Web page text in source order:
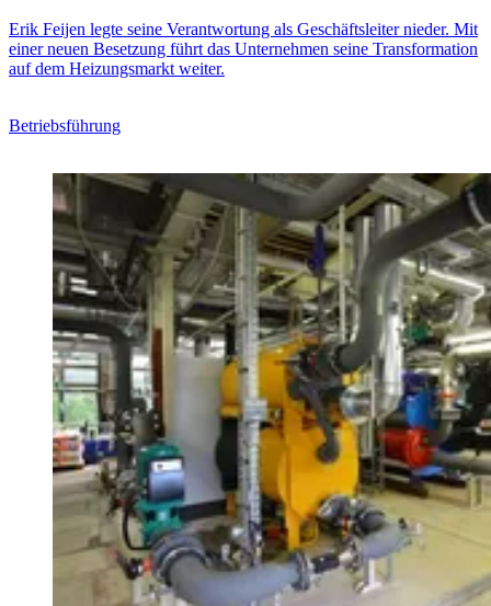
Erik Feijen legte seine Verantwortung als Geschäftsleiter nieder. Mit
einer neuen Besetzung führt das Unternehmen seine Transformation
auf dem Heizungsmarkt weiter.
Betriebsführung